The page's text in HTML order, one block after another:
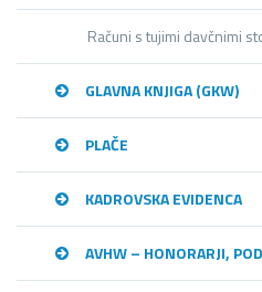
Računi s tujimi davčnimi
GLAVNA KNJIGA (GKW)
PLAČE
KADROVSKA EVIDENCA
AVHW – HONORARJI,